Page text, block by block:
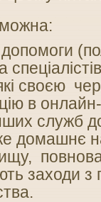
своєю
в
служб
домашнє
заходи